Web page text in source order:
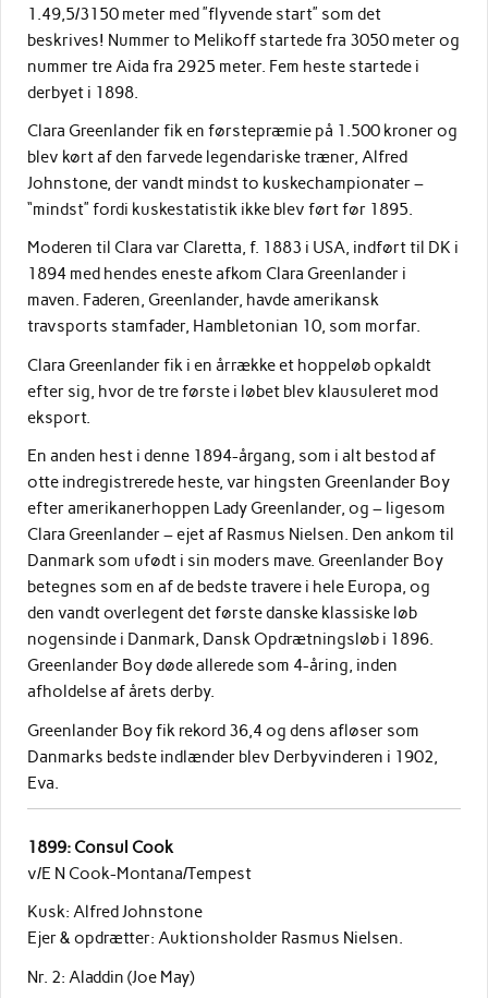
1.49,5/3150 meter med ”flyvende start” som det
beskrives! Nummer to Melikoff startede fra 3050 meter og
nummer tre Aida fra 2925 meter. Fem heste startede i
derbyet i 1898.
Clara Greenlander fik en førstepræmie på 1.500 kroner og
blev kørt af den farvede legendariske træner, Alfred
Johnstone, der vandt mindst to kuskechampionater –
“mindst” fordi kuskestatistik ikke blev ført før 1895.
Moderen til Clara var Claretta, f. 1883 i USA, indført til DK i
1894 med hendes eneste afkom Clara Greenlander i
maven. Faderen, Greenlander, havde amerikansk
travsports stamfader, Hambletonian 10, som morfar.
Clara Greenlander fik i en årrække et hoppeløb opkaldt
efter sig, hvor de tre første i løbet blev klausuleret mod
eksport.
En anden hest i denne 1894-årgang, som i alt bestod af
otte indregistrerede heste, var hingsten Greenlander Boy
efter amerikanerhoppen Lady Greenlander, og – ligesom
Clara Greenlander – ejet af Rasmus Nielsen. Den ankom til
Danmark som ufødt i sin moders mave. Greenlander Boy
betegnes som en af de bedste travere i hele Europa, og
den vandt overlegent det første danske klassiske løb
nogensinde i Danmark, Dansk Opdrætningsløb i 1896.
Greenlander Boy døde allerede som 4-åring, inden
afholdelse af årets derby.
Greenlander Boy fik rekord 36,4 og dens afløser som
Danmarks bedste indlænder blev Derbyvinderen i 1902,
Eva.
1899: Consul Cook
v/E N Cook-Montana/Tempest
Kusk: Alfred Johnstone
Ejer & opdrætter: Auktionsholder Rasmus Nielsen.
Nr. 2: Aladdin (Joe May)